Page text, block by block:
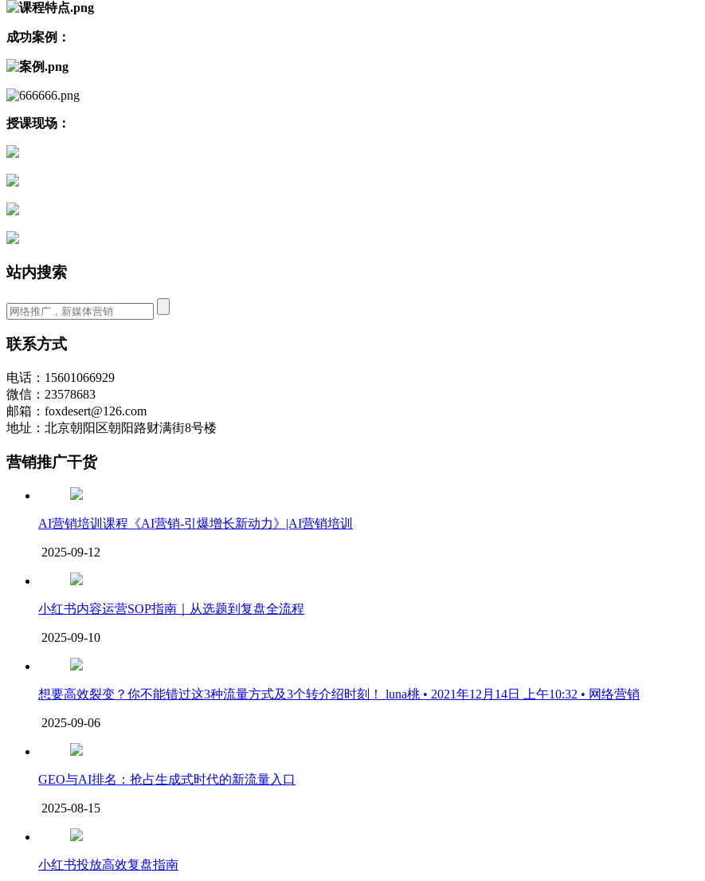
成功案例：
授课现场：
站内搜索
联系方式
电话：15601066929
微信：23578683
邮箱：foxdesert@126.com
地址：北京朝阳区朝阳路财满街8号楼
营销推广干货
AI营销培训课程《AI营销-引爆增长新动力》|AI营销培训
2025-09-12
小红书内容运营SOP指南｜从选题到复盘全流程
2025-09-10
想要高效裂变？你不能错过这3种流量方式及3个转介绍时刻！ luna桃 • 2021年12月14日 上午10:32 • 网络营销
2025-09-06
GEO与AI排名：抢占生成式时代的新流量入口
2025-08-15
小红书投放高效复盘指南